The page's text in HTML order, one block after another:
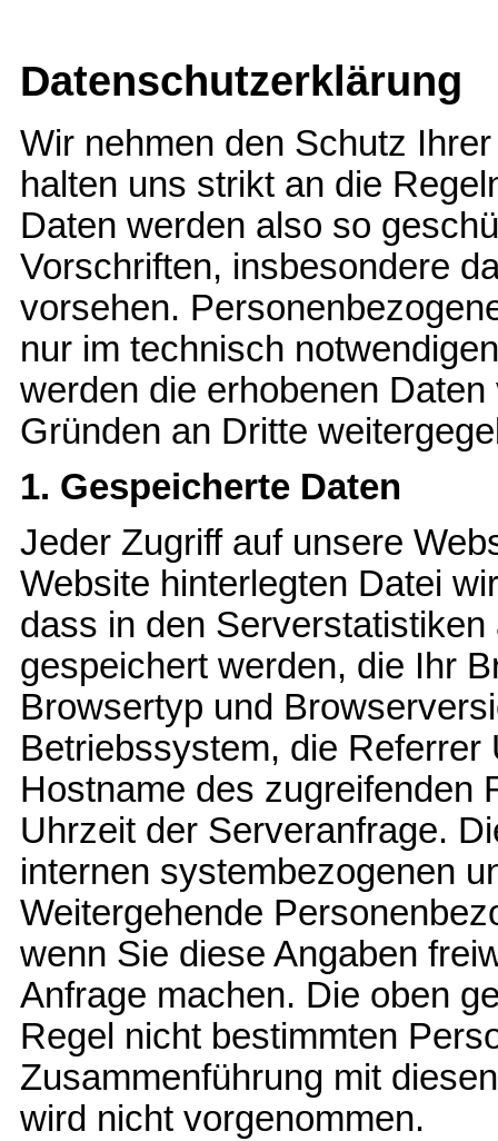
Datenschutzerklärung
Wir nehmen den Schutz
halten uns strikt an die
Daten werden also so
Vorschriften, insbesondere
vorsehen.
nur im technisch
werden die erhobenen
Gründen an Dritte
1. Gespeicherte Daten
Jeder Zugriff auf unsere
Website hinterlegten Datei
dass in den
gespeichert werden, die Ihr
Browsertyp und
Betriebssystem, die
Hostname des zugreifenden
Uhrzeit der Serveranfrage.
internen systembezogenen
Weitergehende
wenn Sie diese Angaben
Anfrage machen. Die oben
Regel nicht bestimmten
Zusammenführung mit
wird nicht vorgenommen.